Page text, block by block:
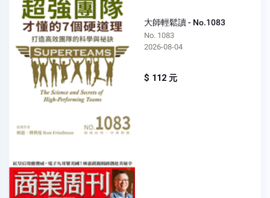
大師輕鬆讀 - No.1083
No. 1083
2026-08-04
$ 112 元